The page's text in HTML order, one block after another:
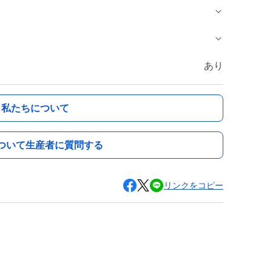
あり
私たちについて
いて生産者に質問する
リンクをコピー